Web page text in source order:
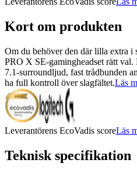
Kort om produkten
Om du behöver den där lilla extra i
PRO X SE-gamingheadset rätt
7.1-surroundljud, fast trådbunden
ha full kontroll över slagfältet.Läs
Leverantörens EcoVadis scoreLäs
Teknisk specifikation